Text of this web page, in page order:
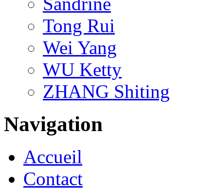
Tong Rui
Wei Yang
WU Ketty
ZHANG Shiting
Navigation
Accueil
Contact